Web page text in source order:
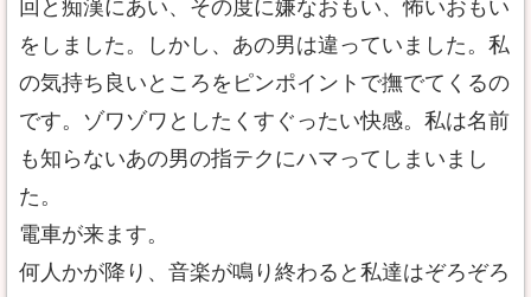
回と痴漢にあい、その度に嫌なおもい、怖いおもい
をしました。しかし、あの男は違っていました。私
の気持ち良いところをピンポイントで撫でてくるの
です。ゾワゾワとしたくすぐったい快感。私は名前
も知らないあの男の指テクにハマってしまいまし
た。
電車が来ます。
何人かが降り、音楽が鳴り終わると私達はぞろぞろ